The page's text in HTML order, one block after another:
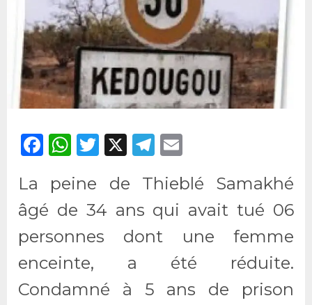
Facebook
WhatsApp
Twitter
X Telegram
La peine de Thieblé Samakhé
âgé de 34 ans qui avait tué 06
personnes dont une femme
enceinte, a été réduite.
Condamné à 5 ans de prison